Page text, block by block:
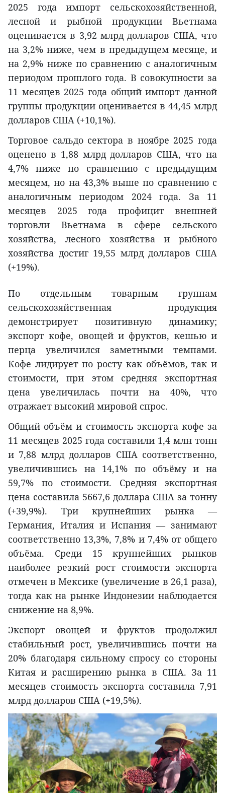
2025 года импорт сельскохозяйственной,
лесной и рыбной продукции Вьетнама
оценивается в 3,92 млрд долларов США, что
на 3,2% ниже, чем в предыдущем месяце, и
на 2,9% ниже по сравнению с аналогичным
периодом прошлого года. В совокупности за
11 месяцев 2025 года общий импорт данной
группы продукции оценивается в 44,45 млрд
долларов США (+10,1%).
Торговое сальдо сектора в ноябре 2025 года
оценено в 1,88 млрд долларов США, что на
4,7% ниже по сравнению с предыдущим
месяцем, но на 43,3% выше по сравнению с
аналогичным периодом 2024 года. За 11
месяцев 2025 года профицит внешней
торговли Вьетнама в сфере сельского
хозяйства, лесного хозяйства и рыбного
хозяйства достиг 19,55 млрд долларов США
(+19%).
По отдельным товарным группам
сельскохозяйственная продукция
демонстрирует позитивную динамику;
экспорт кофе, овощей и фруктов, кешью и
перца увеличился заметными темпами.
Кофе лидирует по росту как объёмов, так и
стоимости, при этом средняя экспортная
цена увеличилась почти на 40%, что
отражает высокий мировой спрос.
Общий объём и стоимость экспорта кофе за
11 месяцев 2025 года составили 1,4 млн тонн
и 7,88 млрд долларов США соответственно,
увеличившись на 14,1% по объёму и на
59,7% по стоимости. Средняя экспортная
цена составила 5667,6 доллара США за тонну
(+39,9%). Три крупнейших рынка —
Германия, Италия и Испания — занимают
соответственно 13,3%, 7,8% и 7,4% от общего
объёма. Среди 15 крупнейших рынков
наиболее резкий рост стоимости экспорта
отмечен в Мексике (увеличение в 26,1 раза),
тогда как на рынке Индонезии наблюдается
снижение на 8,9%.
Экспорт овощей и фруктов продолжил
стабильный рост, увеличившись почти на
20% благодаря сильному спросу со стороны
Китая и расширению рынка в США. За 11
месяцев стоимость экспорта составила 7,91
млрд долларов США (+19,5%).